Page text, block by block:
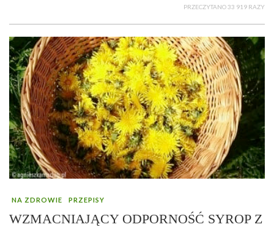
PRZECZYTANO 33 919 RAZY
NA ZDROWIE PRZEPISY
WZMACNIAJĄCY ODPORNOŚĆ SYROP Z